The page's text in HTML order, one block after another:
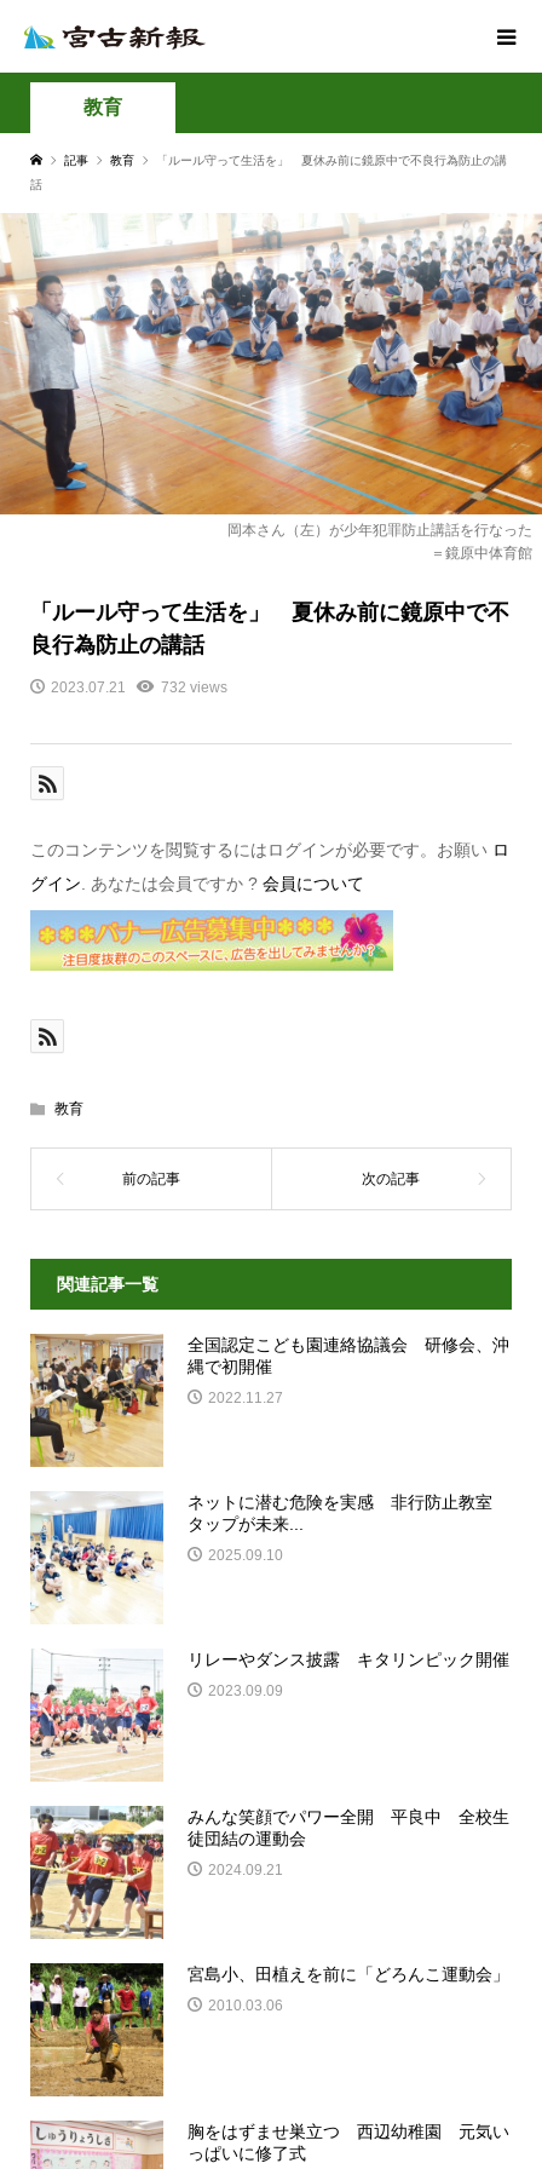
教育
記事 教育
「ルール守って生活を」 夏休み前に鏡原中で不良行為防止の講
話
岡本さん（左）が少年犯罪防止講話を行なった
＝鏡原中体育館
「ルール守って生活を」 夏休み前に鏡原中で不
良行為防止の講話
2023.07.21 732 views
このコンテンツを閲覧するにはログインが必要です。お願い ロ
グイン. あなたは会員ですか ? 会員について
教育
関連記事一覧
全国認定こども園連絡協議会 研修会、沖
縄で初開催
2022.11.27
ネットに潜む危険を実感 非行防止教室
タップが未来...
2025.09.10
リレーやダンス披露 キタリンピック開催
2023.09.09
みんな笑顔でパワー全開 平良中 全校生
徒団結の運動会
2024.09.21
宮島小、田植えを前に「どろんこ運動会」
2010.03.06
胸をはずませ巣立つ 西辺幼稚園 元気い
っぱいに修了式